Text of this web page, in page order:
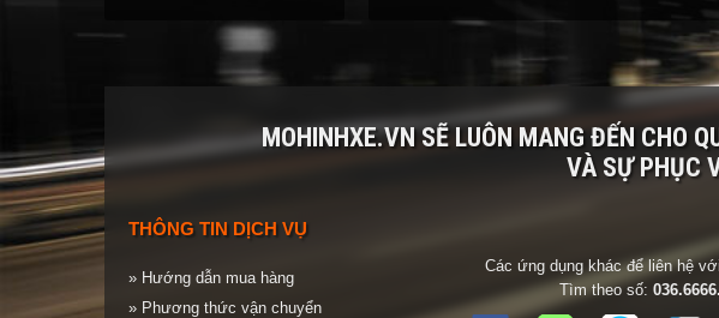
MOHINHXE.VN SẼ LUÔN MANG ĐẾN CHO
VÀ SỰ PHỤC
THÔNG TIN DỊCH VỤ
» Hướng dẫn mua hàng
» Phương thức vận chuyển
Các ứng dụng khác để liên hệ với
Tìm theo số: